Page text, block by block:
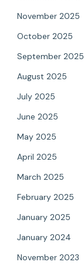
November 2025
October 2025
September 2025
August 2025
July 2025
June 2025
May 2025
April 2025
March 2025
February 2025
January 2025
January 2024
November 2023